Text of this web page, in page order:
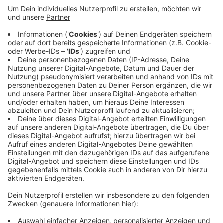
werde wegen der gestiegenen Energie- und
Lebensmittelpreise zum Luxusgut. Mit den
Geldsorgen gingen auch Existenzängste,
Einsamkeit und Depressionen einher.
Die Mitarbeiter beraten zu Hilfsangeboten,
unterstützen bei der Antragstellung und der
Kontaktaufnahme zu Ämtern oder geben
Alltagstipps zum Energiesparen.
Veröffentlicht:Dienstag, 25.04.2023 07:50
Anzeige